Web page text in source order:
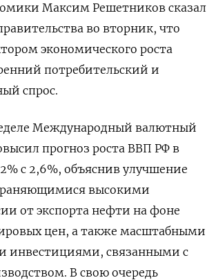
Максим Решетников сказал
во вторник, что
экономического роста
потребительский и
спрос.
Международный валютный
прогноз роста ВВП РФ в
с 2,6%, объяснив улучшение
высокими
от экспорта нефти на фоне
цен, а также масштабными
инвестициями, связанными с
В свою очередь